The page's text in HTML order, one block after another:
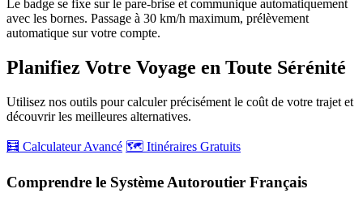
Le badge se fixe sur le pare-brise et communique automatiquement
avec les bornes. Passage à 30 km/h maximum, prélèvement
automatique sur votre compte.
Planifiez Votre Voyage en Toute Sérénité
Utilisez nos outils pour calculer précisément le coût de votre trajet et
découvrir les meilleures alternatives.
🧮 Calculateur Avancé 🗺️ Itinéraires Gratuits
Comprendre le Système Autoroutier Français